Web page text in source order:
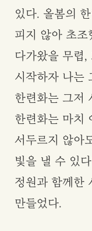
있다. 올봄의
피지 않아 초
다가왔을 무렵,
시작하자 나는
한련화는 그저
한련화는 마치
서두르지 않아
빛을 낼 수 있
정원과 함께한
만들었다.